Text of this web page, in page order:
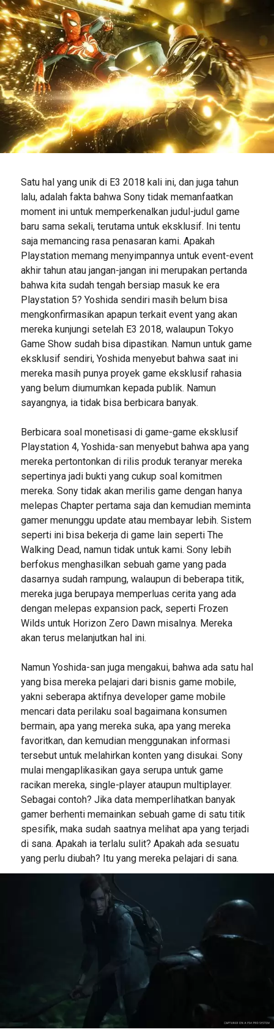
Satu hal yang unik di E3 2018 kali ini, dan juga tahun
lalu, adalah fakta bahwa Sony tidak memanfaatkan
moment ini untuk memperkenalkan judul-judul game
baru sama sekali, terutama untuk eksklusif. Ini tentu
saja memancing rasa penasaran kami. Apakah
Playstation memang menyimpannya untuk event-event
akhir tahun atau jangan-jangan ini merupakan pertanda
bahwa kita sudah tengah bersiap masuk ke era
Playstation 5? Yoshida sendiri masih belum bisa
mengkonfirmasikan apapun terkait event yang akan
mereka kunjungi setelah E3 2018, walaupun Tokyo
Game Show sudah bisa dipastikan. Namun untuk game
eksklusif sendiri, Yoshida menyebut bahwa saat ini
mereka masih punya proyek game eksklusif rahasia
yang belum diumumkan kepada publik. Namun
sayangnya, ia tidak bisa berbicara banyak.
Berbicara soal monetisasi di game-game eksklusif
Playstation 4, Yoshida-san menyebut bahwa apa yang
mereka pertontonkan di rilis produk teranyar mereka
sepertinya jadi bukti yang cukup soal komitmen
mereka. Sony tidak akan merilis game dengan hanya
melepas Chapter pertama saja dan kemudian meminta
gamer menunggu update atau membayar lebih. Sistem
seperti ini bisa bekerja di game lain seperti The
Walking Dead, namun tidak untuk kami. Sony lebih
berfokus menghasilkan sebuah game yang pada
dasarnya sudah rampung, walaupun di beberapa titik,
mereka juga berupaya memperluas cerita yang ada
dengan melepas expansion pack, seperti Frozen
Wilds untuk Horizon Zero Dawn misalnya. Mereka
akan terus melanjutkan hal ini.
Namun Yoshida-san juga mengakui, bahwa ada satu hal
yang bisa mereka pelajari dari bisnis game mobile,
yakni seberapa aktifnya developer game mobile
mencari data perilaku soal bagaimana konsumen
bermain, apa yang mereka suka, apa yang mereka
favoritkan, dan kemudian menggunakan informasi
tersebut untuk melahirkan konten yang disukai. Sony
mulai mengaplikasikan gaya serupa untuk game
racikan mereka, single-player ataupun multiplayer.
Sebagai contoh? Jika data memperlihatkan banyak
gamer berhenti memainkan sebuah game di satu titik
spesifik, maka sudah saatnya melihat apa yang terjadi
di sana. Apakah ia terlalu sulit? Apakah ada sesuatu
yang perlu diubah? Itu yang mereka pelajari di sana.